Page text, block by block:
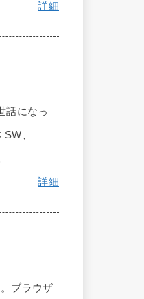
詳細
話になっ
、
詳細
ブラウザ